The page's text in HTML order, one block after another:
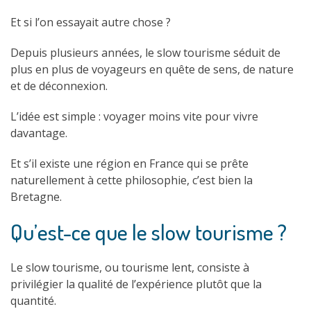
Et si l’on essayait autre chose ?
Depuis plusieurs années, le slow tourisme séduit de
plus en plus de voyageurs en quête de sens, de nature
et de déconnexion.
L’idée est simple : voyager moins vite pour vivre
davantage.
Et s’il existe une région en France qui se prête
naturellement à cette philosophie, c’est bien la
Bretagne.
Qu’est-ce que le slow tourisme ?
Le slow tourisme, ou tourisme lent, consiste à
privilégier la qualité de l’expérience plutôt que la
quantité.